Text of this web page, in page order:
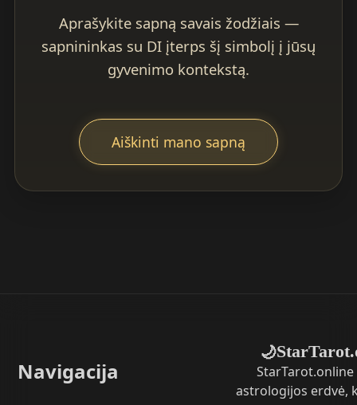
Aprašykite sapną savais žodžiais —
sapnininkas su DI įterps šį simbolį į jūsų
gyvenimo kontekstą.
Aiškinti mano sapną
Navigacija
🌙
StarTarot.online
astrologijos erdvė,